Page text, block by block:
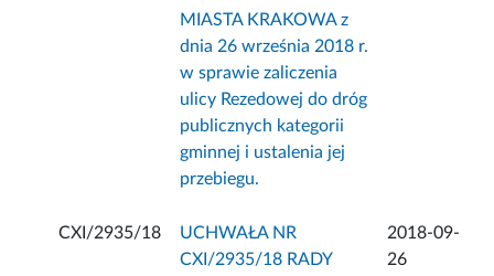
MIASTA KRAKOWA z
dnia 26 września 2018 r.
w sprawie zaliczenia
ulicy Rezedowej do dróg
publicznych kategorii
gminnej i ustalenia jej
przebiegu.
CXI/2935/18
UCHWAŁA NR
CXI/2935/18 RADY
2018-09-
26